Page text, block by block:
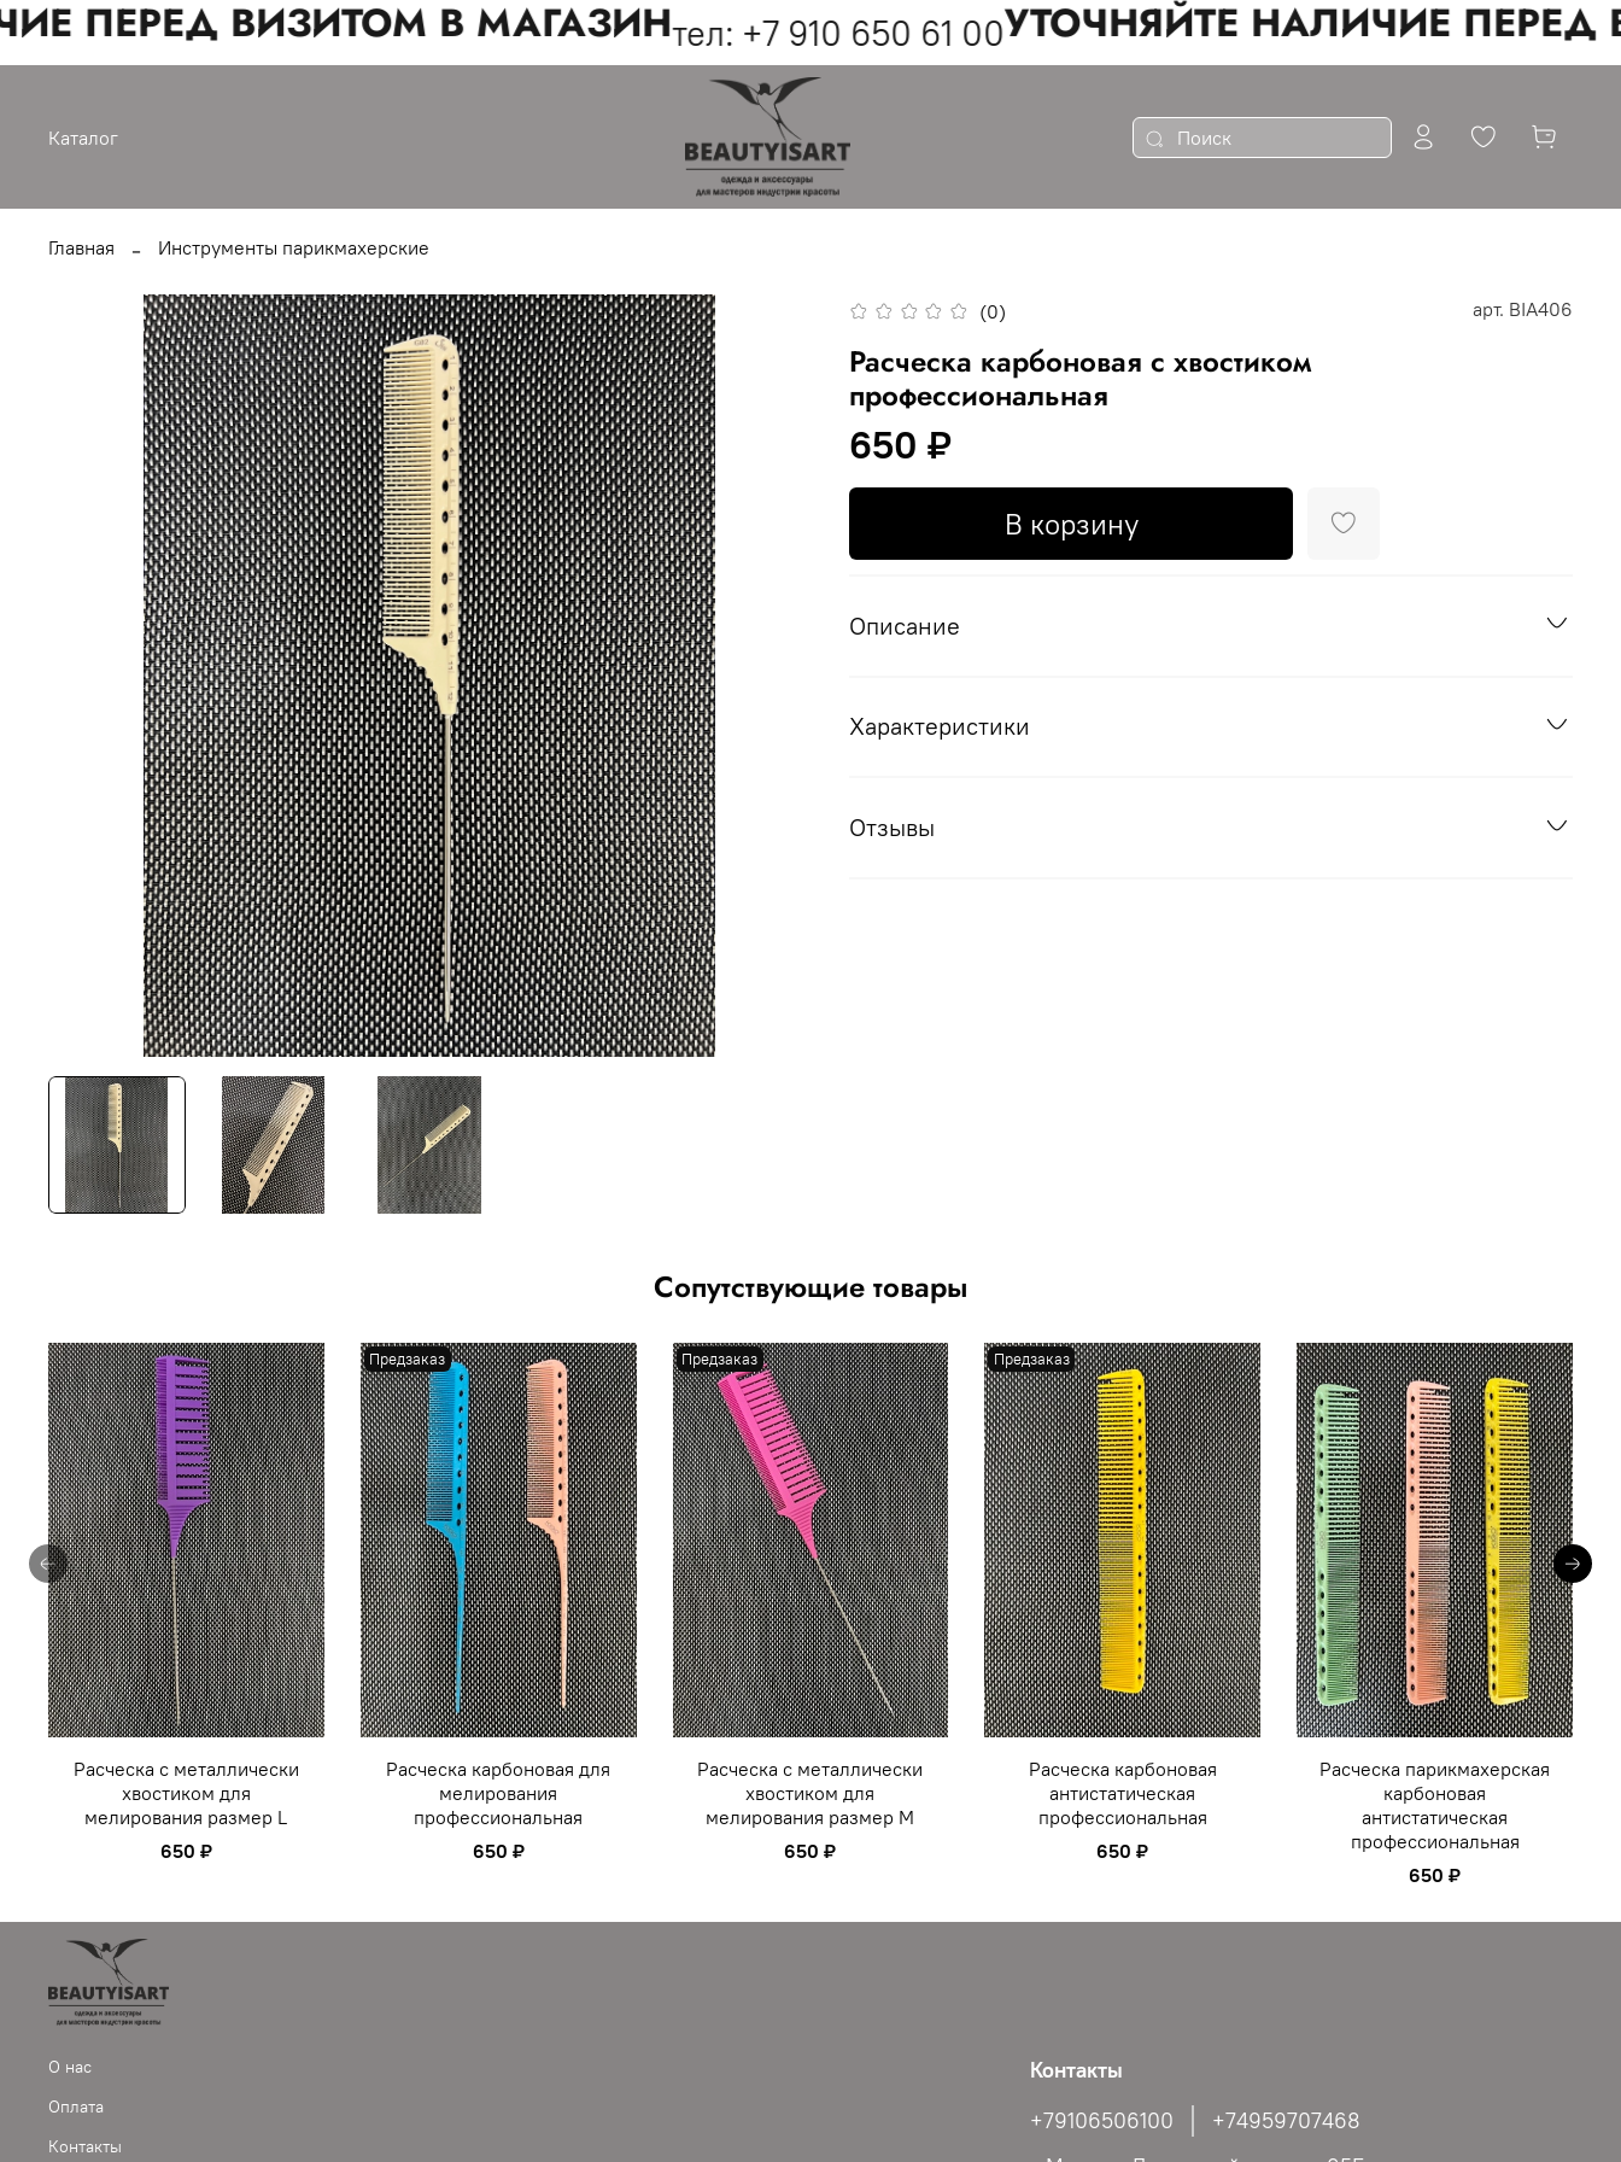
ПЕРЕД ВИЗИТОМ В МАГАЗИНтел: +7 910 650 61 00УТОЧНЯЙТЕ НАЛИЧИЕ ПЕРЕД
Каталог
Главная Инструменты парикмахерские
(0) арт. BIA406
Расческа карбоновая с хвостиком
профессиональная
650 ₽
В корзину
Описание
Характеристики
Отзывы
Сопутствующие товары
Расческа с металлически
хвостиком для
мелирования размер L
650 ₽
Предзаказ
Расческа карбоновая для
мелирования
профессиональная
650 ₽
Предзаказ
Расческа с металлически
хвостиком для
мелирования размер M
650 ₽
Предзаказ
Расческа карбоновая
антистатическая
профессиональная
650 ₽
Расческа парикмахерская
карбоновая
антистатическая
профессиональная
650 ₽
О нас
Оплата
Контакты
Контакты
+79106506100
+74959707468